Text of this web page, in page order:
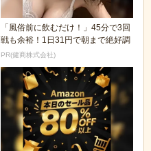
「風俗前に飲むだけ！」45分で3回
戦も余裕！1日31円で朝まで絶好調
PR(健商株式会社)